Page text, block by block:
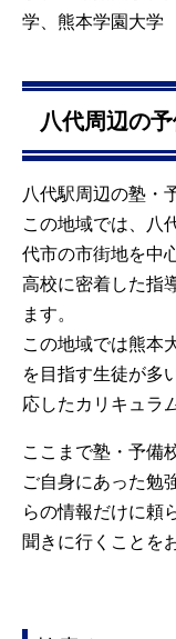
学、熊本学園大学
八代周辺の
八代駅周辺の塾・
この地域では、八
代市の市街地を中
高校に密着した指
ます。
この地域では熊本
を目指す生徒が多
応したカリキュラ
ここまで塾・予備
ご自身にあった勉
らの情報だけに頼
聞きに行くことを